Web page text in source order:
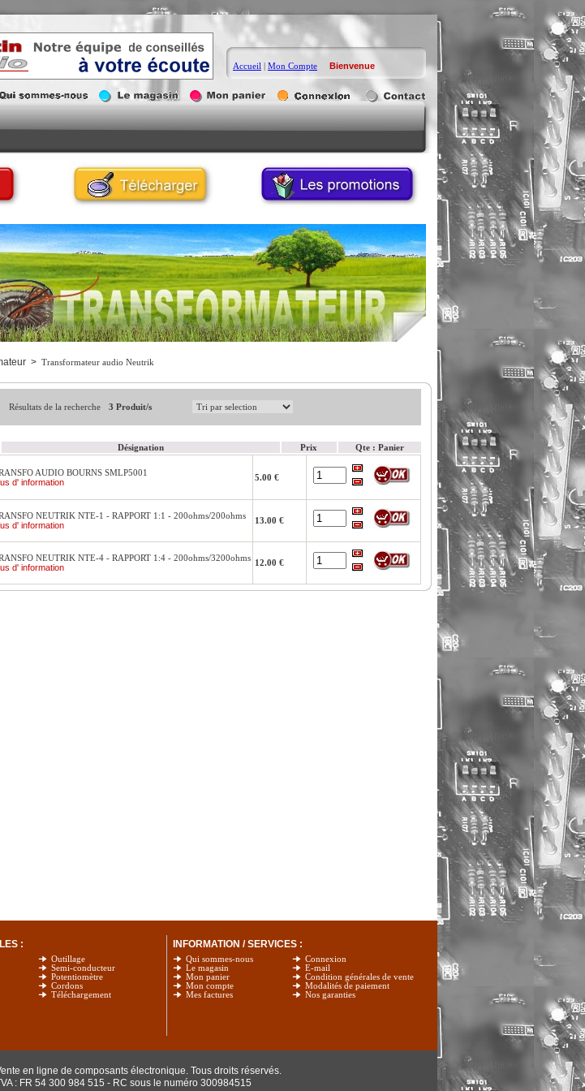
Accueil | Mon Compte Bienvenue
> Transformateur audio Neutrik
Résultats de la recherche 3 Produit/s
Désignation Prix Qte : Panier
AUDIO BOURNS SMLP5001
d' information
5.00 €
NEUTRIK NTE-1 - RAPPORT 1:1 - 200ohms/200ohms
d' information
13.00 €
NEUTRIK NTE-4 - RAPPORT 1:4 - 200ohms/3200ohms
d' information
12.00 €
:
Outillage
Semi-conducteur
Potentiomètre
Cordons
Téléchargement
INFORMATION / SERVICES :
Qui sommes-nous
Le magasin
Mon panier
Mon compte
Mes factures
Connexion
E-mail
Condition générales de vente
Modalités de paiement
Nos garanties
en ligne de composants électronique. Tous droits réservés.
: FR 54 300 984 515 - RC sous le numéro 300984515